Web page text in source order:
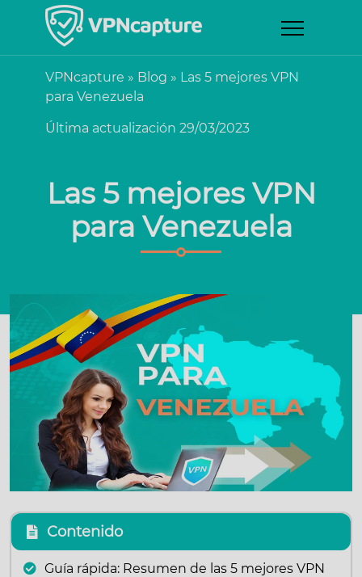
VPNcapture » Blog » Las 5 mejores VPN
para Venezuela
Última actualización 29/03/2023
Las 5 mejores VPN
para Venezuela
Contenido
Guía rápida: Resumen de las 5 mejores VPN